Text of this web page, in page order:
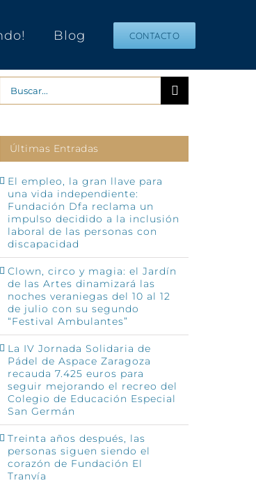
Blog CONTACTO
Buscar:
Últimas Entradas
El empleo, la gran llave para
una vida independiente:
Fundación Dfa reclama un
impulso decidido a la inclusión
laboral de las personas con
discapacidad
Clown, circo y magia: el Jardín
de las Artes dinamizará las
noches veraniegas del 10 al 12
de julio con su segundo
“Festival Ambulantes”
La IV Jornada Solidaria de
Pádel de Aspace Zaragoza
recauda 7.425 euros para
seguir mejorando el recreo del
Colegio de Educación Especial
San Germán
Treinta años después, las
personas siguen siendo el
corazón de Fundación El
Tranvía